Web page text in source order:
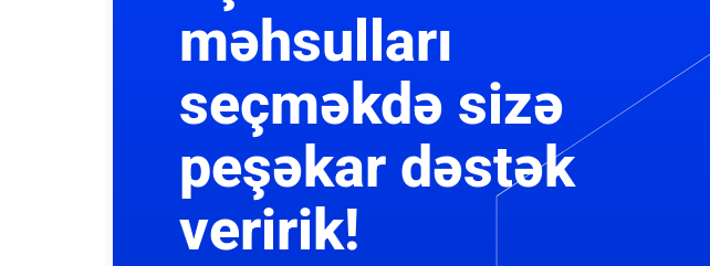
məhsulları
seçməkdə sizə
peşəkar dəstək
veririk!